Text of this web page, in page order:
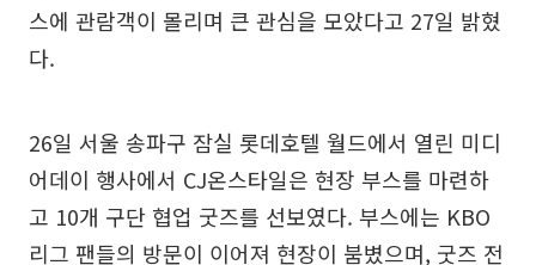
스에 관람객이 몰리며 큰 관심을 모았다고 27일 밝혔
다.
26일 서울 송파구 잠실 롯데호텔 월드에서 열린 미디
어데이 행사에서 CJ온스타일은 현장 부스를 마련하
고 10개 구단 협업 굿즈를 선보였다. 부스에는 KBO
리그 팬들의 방문이 이어져 현장이 붐볐으며, 굿즈 전